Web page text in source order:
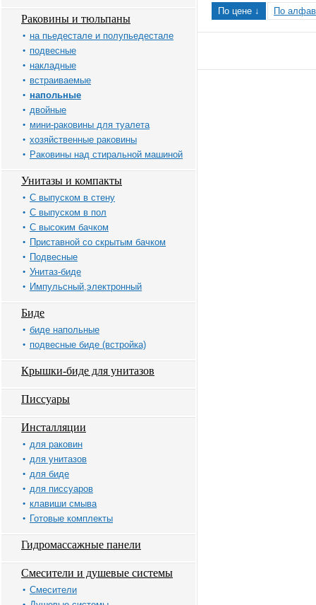
Раковины и тюльпаны
на пьедестале и полупьедестале
подвесные
накладные
встраиваемые
напольные
двойные
мини-раковины для туалета
хозяйственные раковины
Раковины над стиральной машиной
Унитазы и компакты
С выпуском в стену
С выпуском в пол
С высоким бачком
Приставной со скрытым бачком
Подвесные
Унитаз-биде
Импульсный,электронный
Биде
биде напольные
подвесные биде (встройка)
Крышки-биде для унитазов
Писсуары
Инсталляции
для раковин
для унитазов
для биде
для писсуаров
клавиши смыва
Готовые комплекты
Гидромассажные панели
Смесители и душевые системы
Смесители
По цене ↓ По